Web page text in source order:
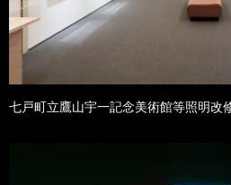
七戸町立鷹山宇一記念美術館等照明改